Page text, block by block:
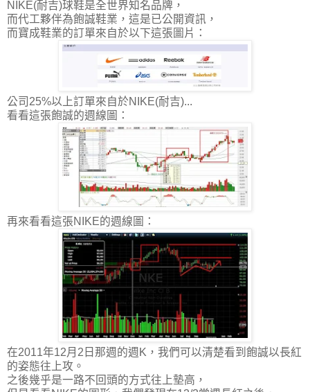
NIKE(耐吉)球鞋是全世界知名品牌，
而代工夥伴為飽誠鞋業，這是已公開資訊，
而寶成鞋業的訂單來自於以下這張圖片：
公司25%以上訂單來自於NIKE(耐吉)...
看看這張飽誠的週線圖：
再來看看這張NIKE的週線圖：
在2011年12月2日那週的週K，我們可以清楚看到飽誠以長紅
的姿態往上攻。
之後幾乎是一路不回頭的方式往上墊高，